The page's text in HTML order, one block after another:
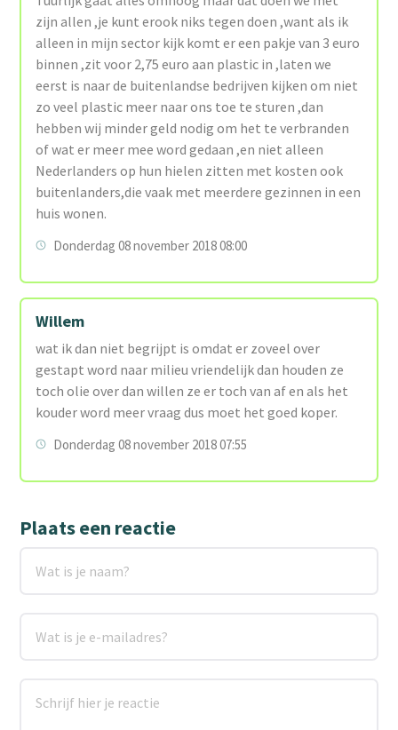
zijn allen ,je kunt erook niks tegen doen ,want als ik
alleen in mijn sector kijk komt er een pakje van 3 euro
binnen ,zit voor 2,75 euro aan plastic in ,laten we
eerst is naar de buitenlandse bedrijven kijken om niet
zo veel plastic meer naar ons toe te sturen ,dan
hebben wij minder geld nodig om het te verbranden
of wat er meer mee word gedaan ,en niet alleen
Nederlanders op hun hielen zitten met kosten ook
buitenlanders,die vaak met meerdere gezinnen in een
huis wonen.
Donderdag 08 november 2018 08:00
Willem
wat ik dan niet begrijpt is omdat er zoveel over
gestapt word naar milieu vriendelijk dan houden ze
toch olie over dan willen ze er toch van af en als het
kouder word meer vraag dus moet het goed koper.
Donderdag 08 november 2018 07:55
Plaats een reactie